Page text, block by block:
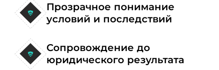
Прозрачное понимание
условий и последствий
Сопровождение до
юридического результата